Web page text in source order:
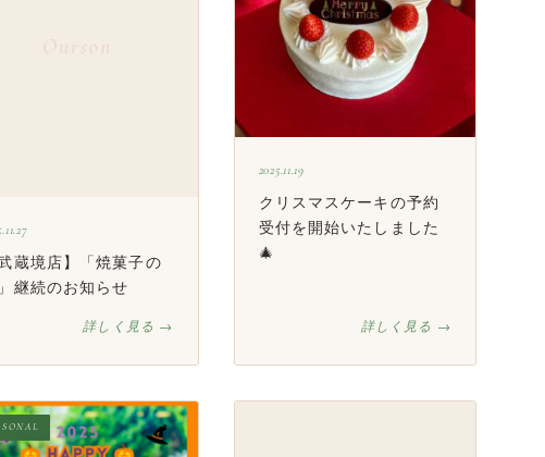
Ourson
蔵境店】「焼菓子の
継続のお知らせ
詳しく見る →
2025.11.19
クリスマスケーキの予約
受付を開始いたしました
🎄
詳しく見る →